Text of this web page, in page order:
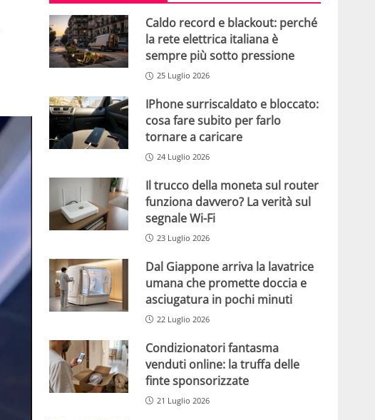
Caldo record e blackout: perché
la rete elettrica italiana è
sempre più sotto pressione
25 Luglio 2026
IPhone surriscaldato e bloccato:
cosa fare subito per farlo
tornare a caricare
24 Luglio 2026
Il trucco della moneta sul router
funziona davvero? La verità sul
segnale Wi-Fi
23 Luglio 2026
Dal Giappone arriva la lavatrice
umana che promette doccia e
asciugatura in pochi minuti
22 Luglio 2026
Condizionatori fantasma
venduti online: la truffa delle
finte sponsorizzate
21 Luglio 2026